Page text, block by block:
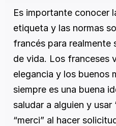
Es importante conocer
etiqueta y las normas
francés para realmente
de vida. Los franceses
elegancia y los buenos
siempre es una buena
saludar a alguien y
“merci” al hacer